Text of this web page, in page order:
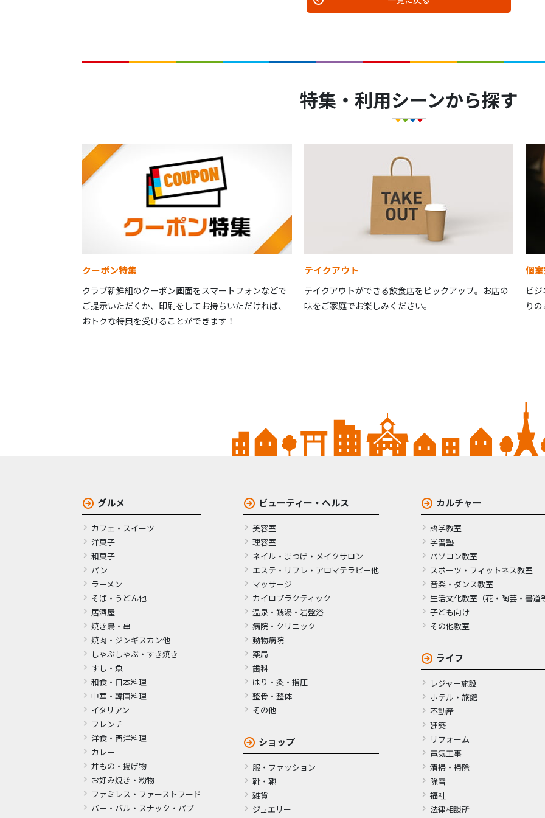
特集・利用シーンから探す
クーポン特集
クラブ新鮮組のクーポン画面をスマートフォンなどで
ご提示いただくか、印刷をしてお持ちいただければ、
おトクな特典を受けることができます！
テイクアウト
テイクアウトができる飲食店をピックアップ。お店の
味をご家庭でお楽しみください。
個
ビ
り
グルメ
カフェ・スイーツ
洋菓子
和菓子
パン
ラーメン
そば・うどん他
居酒屋
焼き鳥・串
焼肉・ジンギスカン他
しゃぶしゃぶ・すき焼き
すし・魚
和食・日本料理
中華・韓国料理
イタリアン
フレンチ
洋食・西洋料理
カレー
丼もの・揚げ物
お好み焼き・粉物
ファミレス・ファーストフード
バー・バル・スナック・パブ
ビューティー・ヘルス
美容室
理容室
ネイル・まつげ・メイクサロン
エステ・リフレ・アロマテラピー他
マッサージ
カイロプラクティック
温泉・銭湯・岩盤浴
病院・クリニック
動物病院
薬局
歯科
はり・灸・指圧
整骨・整体
その他
ショップ
服・ファッション
靴・鞄
雑貨
ジュエリー
カルチャー
語学教室
学習塾
パソコン教室
スポーツ・フィットネス教室
音楽・ダンス教室
生活文化教室（花・陶芸・書道
子ども向け
その他教室
ライフ
レジャー施設
ホテル・旅館
不動産
建築
リフォーム
電気工事
清掃・掃除
除雪
福祉
法律相談所